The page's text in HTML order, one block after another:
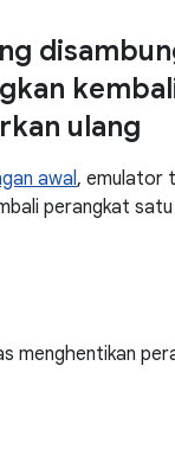
ulang
awal, emulator
perangkat
menghentikan